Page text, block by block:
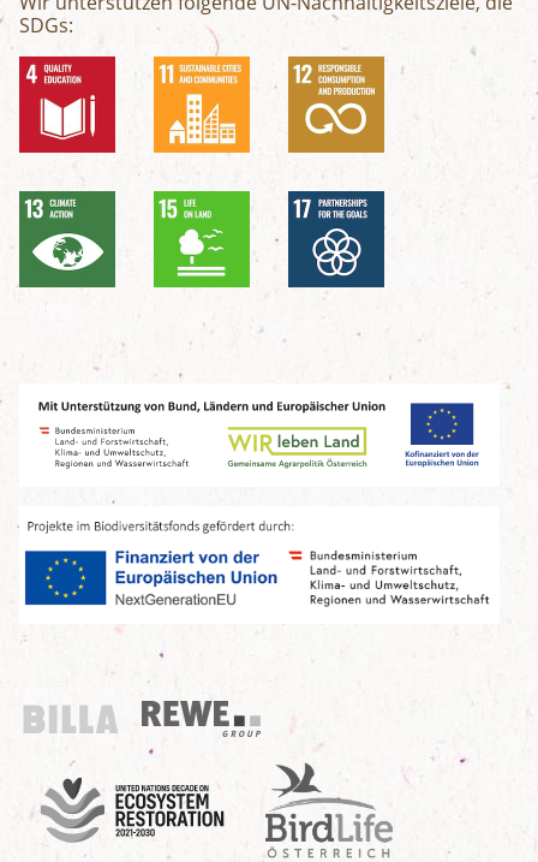
SDGs:
Billa
REWE Group
UN Decade
Birdlife